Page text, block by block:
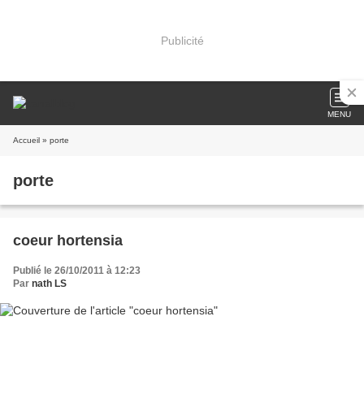
Publicité
MENU
Accueil » porte
porte
coeur hortensia
Publié le 26/10/2011 à 12:23
Par nath LS